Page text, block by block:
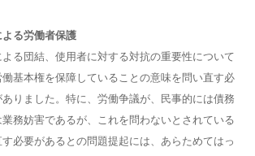
る労働者保護
る団結、使用者に対する対抗の重要性について
基本権を保障していることの意味を問い直す必
りました。特に、労働争議が、民事的には債務
務妨害であるが、これを問わないとされている
必要があるとの問題提起には、あらためてはっ